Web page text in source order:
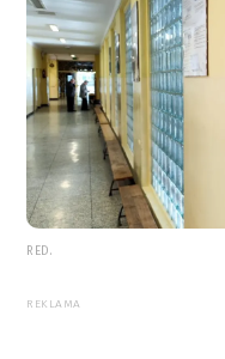
RED.
REKLAMA